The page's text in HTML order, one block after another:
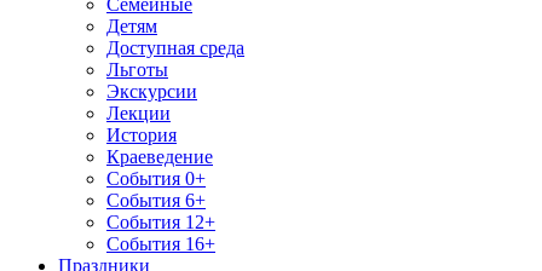
Семейные
Детям
Доступная среда
Льготы
Экскурсии
Лекции
История
Краеведение
События 0+
События 6+
События 12+
События 16+
Праздники